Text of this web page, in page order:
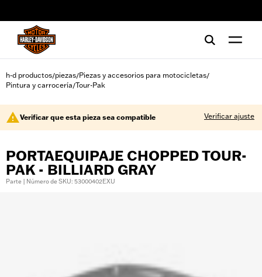
h-d productos/piezas/Piezas y accesorios para motocicletas/
Pintura y carrocería/Tour-Pak
Verificar que esta pieza sea compatible Verificar ajuste
PORTAEQUIPAJE CHOPPED TOUR-
PAK - BILLIARD GRAY
Parte | Número de SKU: 53000402EXU